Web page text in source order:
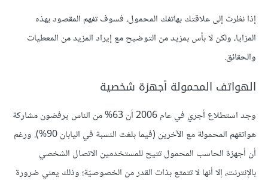
إذا نظرت إلى علاقتك بهاتفك المحمول، فسوف تفهم المقصود بهذه
المزايا، ولكن لا بأس بمزيد من التوضيح مع إيراد المزيد من المعطيات
والحقائق.
الهواتف المحمولة أجهزة شخصية
وجد استطلاع أجري في عام 2006 أن 63% من الناس يرفضون مشاركة
هواتفهم المحمولة مع الآخرين (فيما بلغت النسبة في اليابان 90%). ورغم
أن أجهزة الحاسب المحمول تتيح للمستخدمين الاتصال الشخصي
بالإنترنت، إلا أنها لا تتمتع بذات القدر من الخصوصيّة؛ وذلك يعني ضرورة